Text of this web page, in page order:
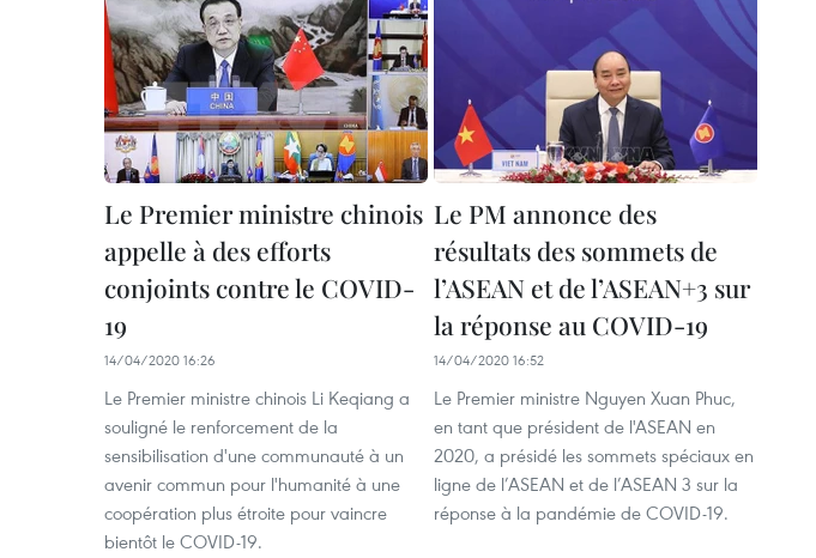
Le Premier ministre chinois
appelle à des efforts
conjoints contre le COVID-
19
14/04/2020 16:26
Le Premier ministre chinois Li Keqiang a
souligné le renforcement de la
sensibilisation d'une communauté à un
avenir commun pour l'humanité à une
coopération plus étroite pour vaincre
bientôt le COVID-19.
Le PM annonce des
résultats des sommets de
l’ASEAN et de l’ASEAN+3 sur
la réponse au COVID-19
14/04/2020 16:52
Le Premier ministre Nguyen Xuan Phuc,
en tant que président de l'ASEAN en
2020, a présidé les sommets spéciaux en
ligne de l’ASEAN et de l’ASEAN 3 sur la
réponse à la pandémie de COVID-19.